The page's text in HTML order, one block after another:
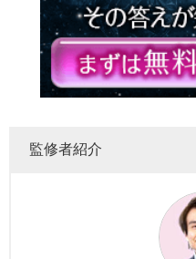
監修者紹介